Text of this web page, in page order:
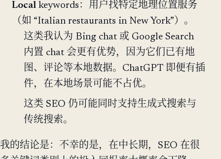
Local keywords：用户找特定地理位置服务
（如 “Italian restaurants in New York”）。
这类我认为 Bing chat 或 Google Search
内置 chat 会更有优势，因为它们已有地
图、评论等本地数据。ChatGPT 即便有插
件，在本地场景可能不占优。
这类 SEO 仍可能同时支持生成式搜索与
传统搜索。
我的结论是：不幸的是，在中长期，SEO 在很